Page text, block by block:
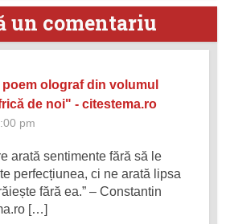
un comentariu
poem olograf din volumul
de noi" - citestema.ro
pm
arată sentimente fără să le
perfecțiunea, ci ne arată lipsa
fără ea.” – Constantin
[…]